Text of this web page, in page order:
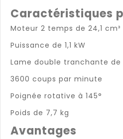
Caractéristiques
Moteur 2 temps de 24,1 cm³
Puissance de 1,1 kW
Lame double tranchante de
3600 coups par minute
Poignée rotative à 145°
Poids de 7,7 kg
Avantages